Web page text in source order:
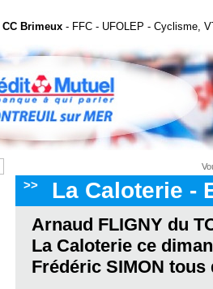
CC Brimeux - FFC - UFOLEP - Cyclisme,
>> La Caloterie -
Arnaud FLIGNY du
La Caloterie ce
Frédéric SIMON tous